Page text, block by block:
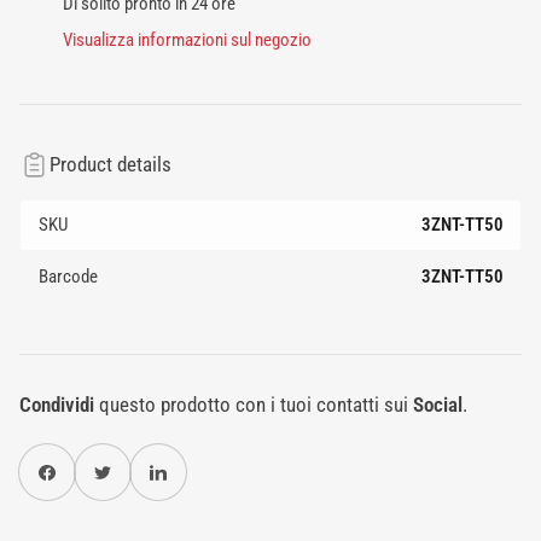
Visualizza informazioni sul negozio
Product details
SKU 3ZNT-TT50
Barcode 3ZNT-TT50
Condividiquesto prodotto con i tuoi contatti sui Social .
Condividi su FacebookTwitterCondividi su Pinterest